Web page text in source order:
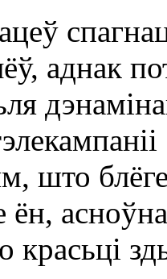
аднак
што
ён,
красьці